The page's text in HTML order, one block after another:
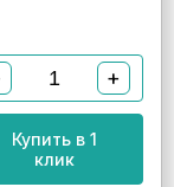
+
Купить в 1
клик